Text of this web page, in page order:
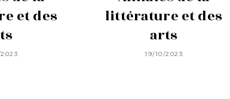
et des
littérature et des
arts
19/10/2023